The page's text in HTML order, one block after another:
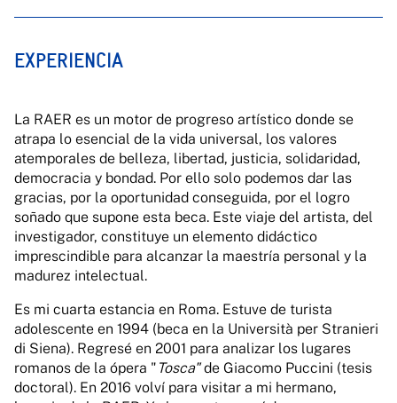
EXPERIENCIA
La RAER es un motor de progreso artístico donde se
atrapa lo esencial de la vida universal, los valores
atemporales de belleza, libertad, justicia, solidaridad,
democracia y bondad. Por ello solo podemos dar las
gracias, por la oportunidad conseguida, por el logro
soñado que supone esta beca. Este viaje del artista, del
investigador, constituye un elemento didáctico
imprescindible para alcanzar la maestría personal y la
madurez intelectual.
Es mi cuarta estancia en Roma. Estuve de turista
adolescente en 1994 (beca en la Università per Stranieri
di Siena). Regresé en 2001 para analizar los lugares
romanos de la ópera " Tosca"de Giacomo Puccini (tesis
doctoral). En 2016 volví para visitar a mi hermano,